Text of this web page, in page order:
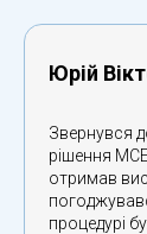
Юрій
Звернувся
рішення
отримав
процедурі